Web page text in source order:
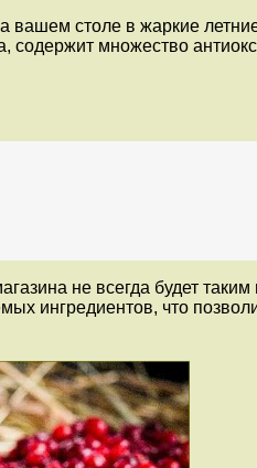
столе в жаркие
множество
не всегда будет
ингредиентов, что